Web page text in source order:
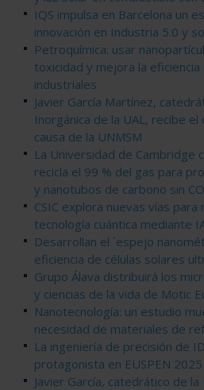
IQS impulsa en Barcelona un
innovación en Industria 5.0 y
Petroquímica: usar
toxicidad y mejora la
industriales
Javier García Martínez,
Inorgánica de la UAL, recibe
causa de la UNMSM
La Universidad de Cambridge
recicla el 99 % del gas para
y nanotubos de carbono sin
CSIC explora nuevas vías para
tecnología cuántica mediante
Desarrollan el ´espejo
eficiencia de células solares
Grupo Álava distribuirá los
y ciencias de la vida de Motic
Nanotecnología: un estudio
necesidad de materiales de
La ingeniería de precisión de
protagonista en EUSPEN 2025
Javier García, catedrático de